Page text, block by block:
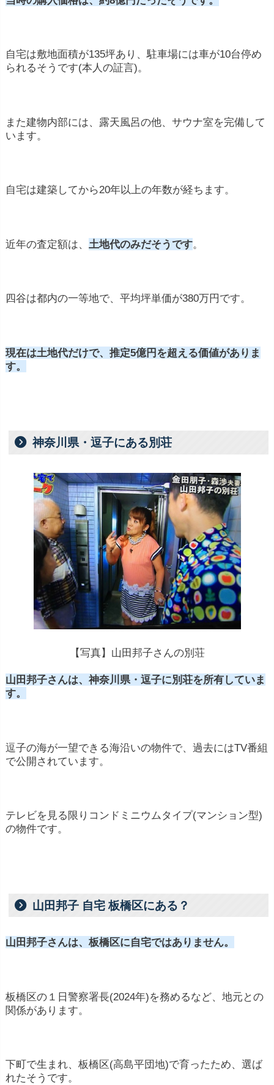
自宅は敷地面積が135坪あり、駐車場には車が10台停め
られるそうです(本人の証言)。
また建物内部には、露天風呂の他、サウナ室を完備して
います。
自宅は建築してから20年以上の年数が経ちます。
近年の査定額は、 土地代のみだそうです。
四谷は都内の一等地で、平均坪単価が380万円です。
現在は土地代だけで、推定5億円を超える価値がありま
す。
神奈川県・逗子にある別荘
【写真】山田邦子さんの別荘
山田邦子さんは、神奈川県・逗子に別荘を所有していま
す。
逗子の海が一望できる海沿いの物件で、過去にはTV番組
で公開されています。
テレビを見る限りコンドミニウムタイプ(マンション型)
の物件です。
山田邦子 自宅 板橋区にある？
山田邦子さんは、板橋区に自宅ではありません。
板橋区の１日警察署長(2024年)を務めるなど、地元との
関係があります。
下町で生まれ、板橋区(高島平団地)で育ったため、選ば
れたそうです。